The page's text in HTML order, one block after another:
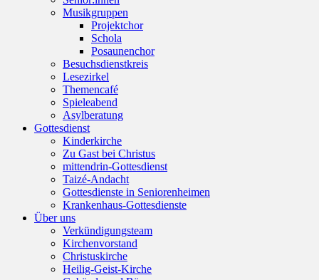
Musikgruppen
Projektchor
Schola
Posaunenchor
Besuchsdienstkreis
Lesezirkel
Themencafé
Spieleabend
Asylberatung
Gottesdienst
Kinderkirche
Zu Gast bei Christus
mittendrin-Gottesdienst
Taizé-Andacht
Gottesdienste in Seniorenheimen
Krankenhaus-Gottesdienste
Über uns
Verkündigungsteam
Kirchenvorstand
Christuskirche
Heilig-Geist-Kirche